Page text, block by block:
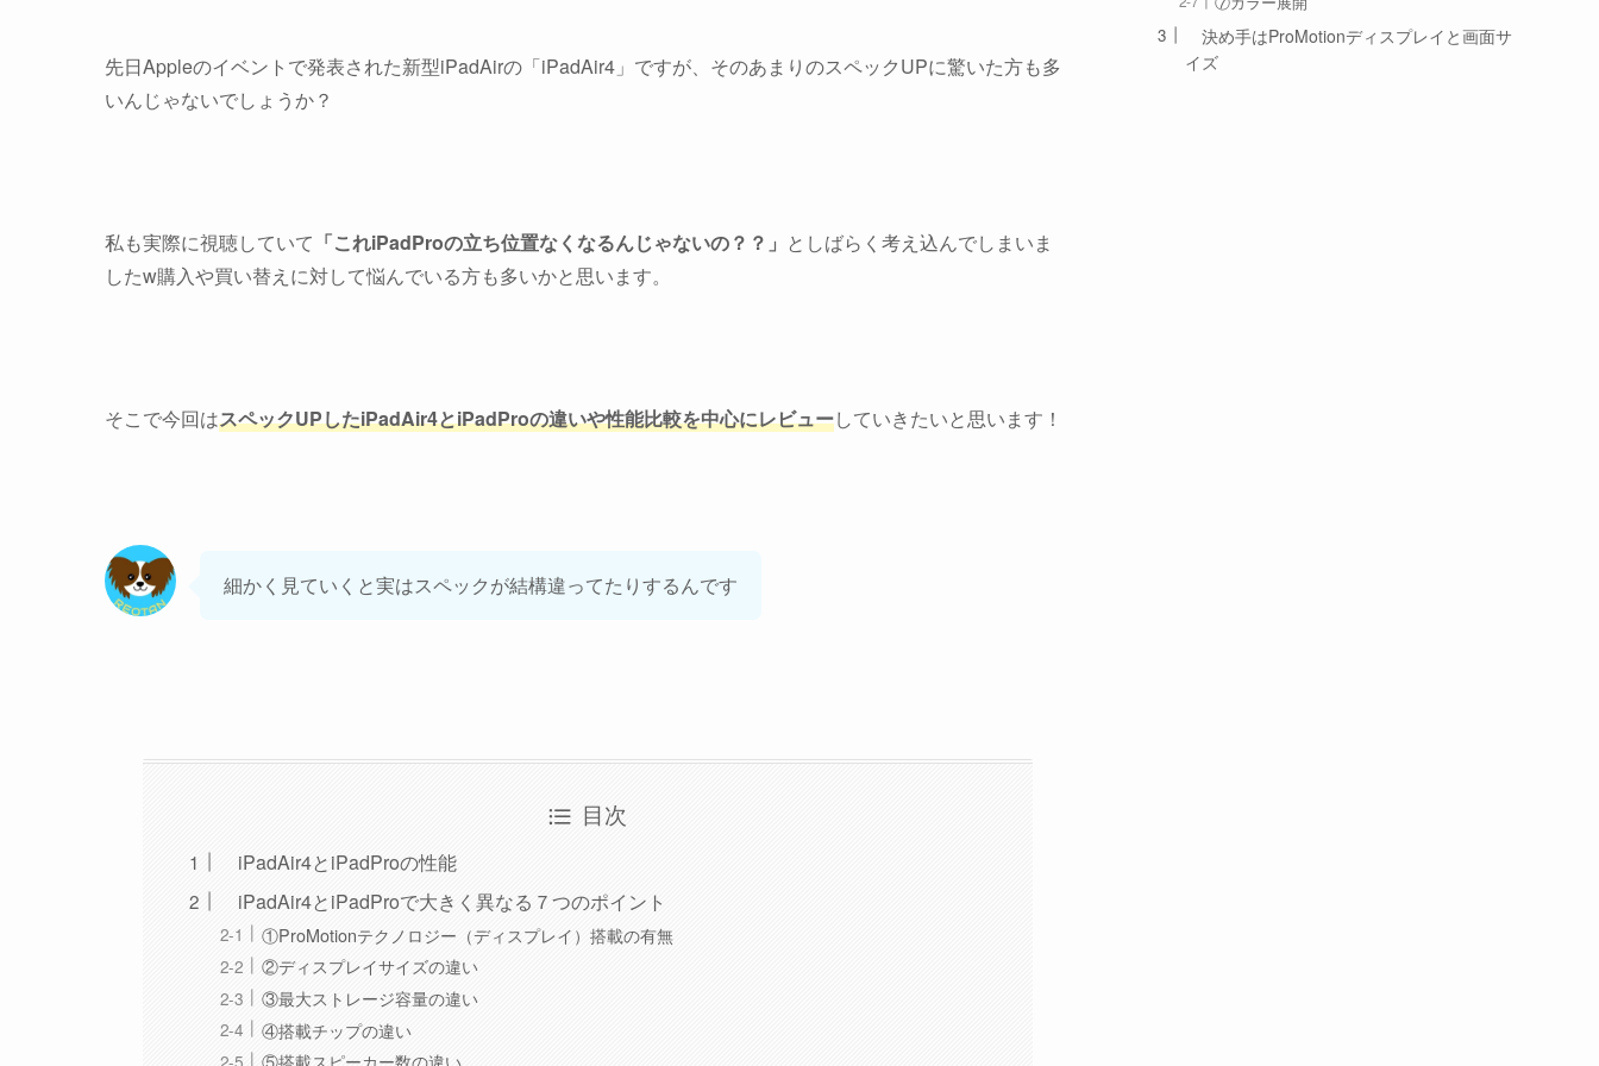
先日Appleのイベントで発表された新型iPadAirの「iPadAir4」ですが、そのあまりのスペックUPに驚いた方も多
いんじゃないでしょうか？
私も実際に視聴していて 「これiPadProの立ち位置なくなるんじゃないの？？」 としばらく考え込んでしまいま
したw購入や買い替えに対して悩んでいる方も多いかと思います。
そこで今回はスペックUPしたiPadAir4とiPadProの違いや性能比較を中心にレビューしていきたいと思います！
細かく見ていくと実はスペックが結構違ってたりするんです
目次
iPadAir4とiPadProの性能
iPadAir4とiPadProで大きく異なる７つのポイント
①ProMotionテクノロジー（ディスプレイ）搭載の有無
②ディスプレイサイズの違い
③最大ストレージ容量の違い
④搭載チップの違い
⑤搭載スピーカー数の違い
決め手はProMotionディスプレイと画面サ
イズ